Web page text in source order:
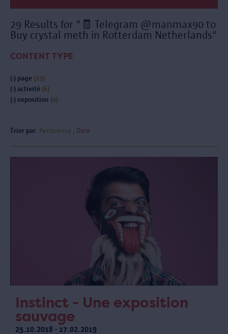
29 Results for "🧾 Telegram @manmax90 to
Buy crystal meth in Rotterdam Netherlands"
CONTENT TYPE
(-) page (23)
(-) activité (6)
(-) exposition (0)
Trier par: Pertinence Date
Instinct - Une exposition
sauvage
25.10.2018 - 17.02.2019